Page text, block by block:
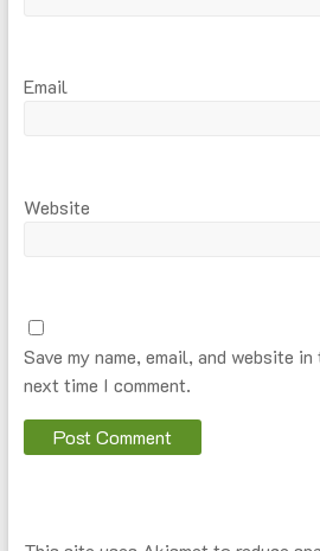
Email
Website
Save my name, email, and website
next time I comment.